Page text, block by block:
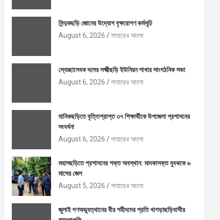
সিন্দুকছড়ি জোনের উদ্যোগ বৃক্ষরোপণ কর্মসূচি
August 6, 2026
পাহাড়ের আলো
স্বেচ্ছাসেবক দলের লক্ষ্মীছড়ি ইউনিয়ন শাখার সাংগঠনিক সভা
August 6, 2026
পাহাড়ের আলো
মানিকছড়িতে বৃত্তিপ্রাপ্ত ৩৭ শিক্ষার্থীকে উপজেলা প্রশাসনের
সংবর্ধনা
August 6, 2026
পাহাড়ের আলো
মহালছড়িতে প্রশাসনের শক্ত অবস্থান: মাদকাসক্ত যুবককে ৬
মাসের জেল
August 5, 2026
পাহাড়ের আলো
জুলাই গণঅভ্যুত্থানের বীর শহীদদের প্রতি খাগড়াছড়িবাসীর